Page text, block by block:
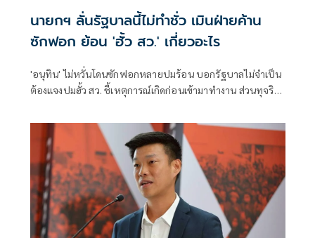
นายกฯ ลั่นรัฐบาลนี้ไม่ทำชั่ว เมินฝ่ายค้าน
ซักฟอก ย้อน 'ฮั้ว สว.' เกี่ยวอะไร
'อนุทิน' ไม่หวั่นโดนซักฟอกหลายปมร้อน บอกรัฐบาลไม่จำเป็น
ต้องแจงปมฮั้ว สว. ชี้เหตุการณ์เกิดก่อนเข้ามาทำงาน ส่วนทุจริต